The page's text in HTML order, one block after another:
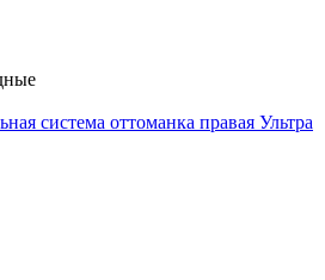
система оттоманка правая Ультра